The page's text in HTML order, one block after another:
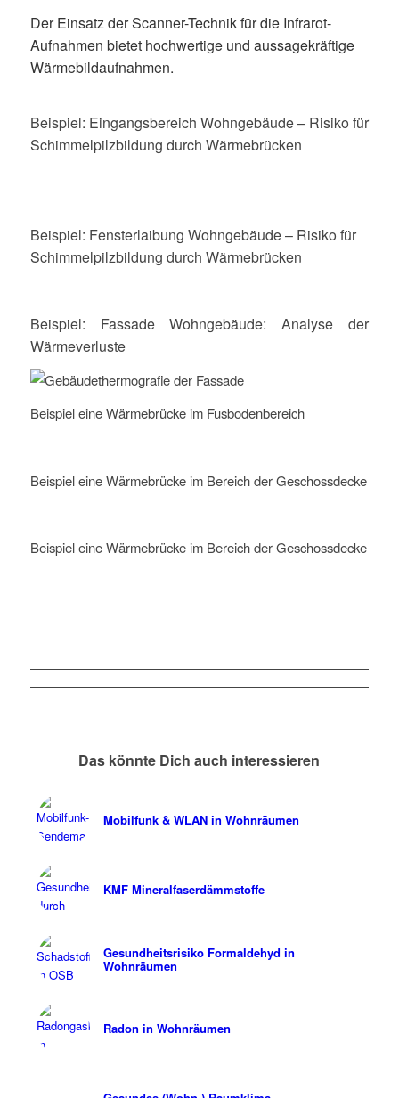
Der Einsatz der Scanner-Technik für die Infrarot-
Aufnahmen bietet hochwertige und aussagekräftige
Wärmebildaufnahmen.
Beispiel: Eingangsbereich Wohngebäude – Risiko für
Schimmelpilzbildung durch Wärmebrücken
Beispiel: Fensterlaibung Wohngebäude – Risiko für
Schimmelpilzbildung durch Wärmebrücken
Beispiel: Fassade Wohngebäude: Analyse der
Wärmeverluste
Beispiel eine Wärmebrücke im Fusbodenbereich
Beispiel eine Wärmebrücke im Bereich der Geschossdecke
Beispiel eine Wärmebrücke im Bereich der Geschossdecke
Das könnte Dich auch interessieren
Mobilfunk & WLAN in Wohnräumen
KMF Mineralfaserdämmstoffe
Gesundheitsrisiko Formaldehyd in
Wohnräumen
Radon in Wohnräumen